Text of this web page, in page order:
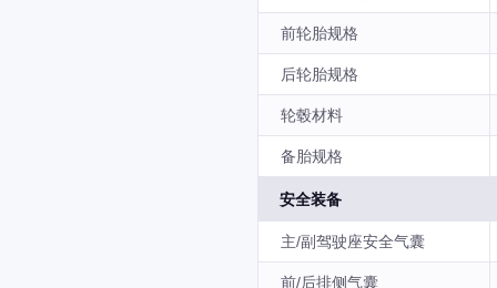
前轮胎规格
后轮胎规格
轮毂材料
备胎规格
安全装备
主/副驾驶座安全气囊
前/后排侧气囊